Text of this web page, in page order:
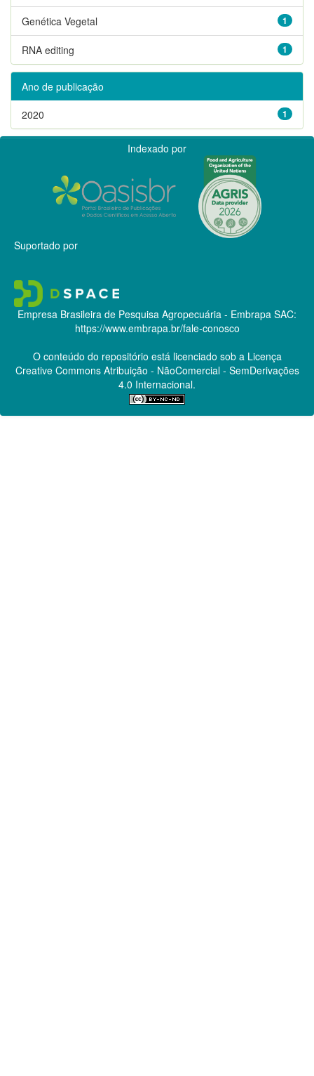
1
Genética Vegetal
1
RNA editing
Ano de publicação
1
2020
Indexado por
Suportado por
Empresa Brasileira de Pesquisa Agropecuária - Embrapa SAC:
https://www.embrapa.br/fale-conosco
O conteúdo do repositório está licenciado sob a Licença
Creative CommonsAtribuição - NãoComercial - SemDerivações
4.0 Internacional.